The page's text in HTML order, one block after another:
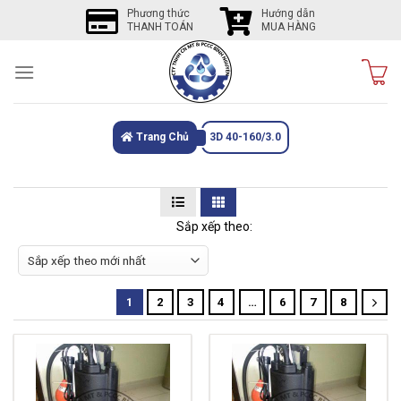
Phương thức
THANH TOÁN
Hướng dẫn
MUA HÀNG
Trang Chủ 3D 40-160/3.0
Sắp xếp theo:
1 2 3 4 … 6 7 8